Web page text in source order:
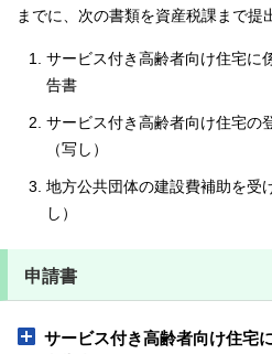
までに、次の書類を資産税課まで提
サービス付き高齢者向け住宅に
告書
サービス付き高齢者向け住宅の
（写し）
地方公共団体の建設費補助を受
し）
申請書
サービス付き高齢者向け住宅